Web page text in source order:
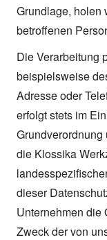
Grundlage, holen
betroffenen
Die Verarbeitung
beispielsweise
Adresse oder
erfolgt stets im
die Klossika
dieser
Unternehmen die
Zweck der von